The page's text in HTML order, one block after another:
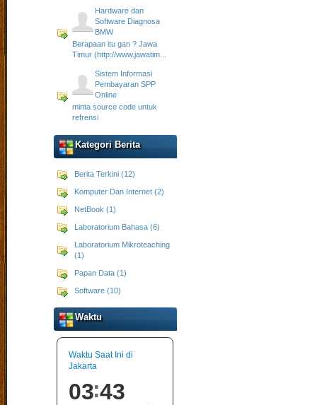
Hardware dan
Software Diagnosa
BMW
Berapaan itu gan ? Jawa
Timur (http://www.jawatim...
Sistem Informasi
Pembayaran SPP
Online
minta source code untuk
refrensi
Kategori Berita
Berita Terkini (12)
Komputer Dan Internet (2)
NetBook (1)
Laboratorium Bahasa (6)
Laboratorium Mikroteaching
(1)
Papan Data (1)
Software (10)
Waktu
Waktu Saat Ini di
Jakarta
03 43